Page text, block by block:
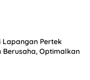
Lapangan Pertek
Berusaha, Optimalkan